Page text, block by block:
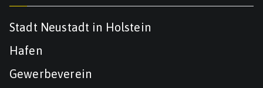
Stadt Neustadt in Holstein
Hafen
Gewerbeverein